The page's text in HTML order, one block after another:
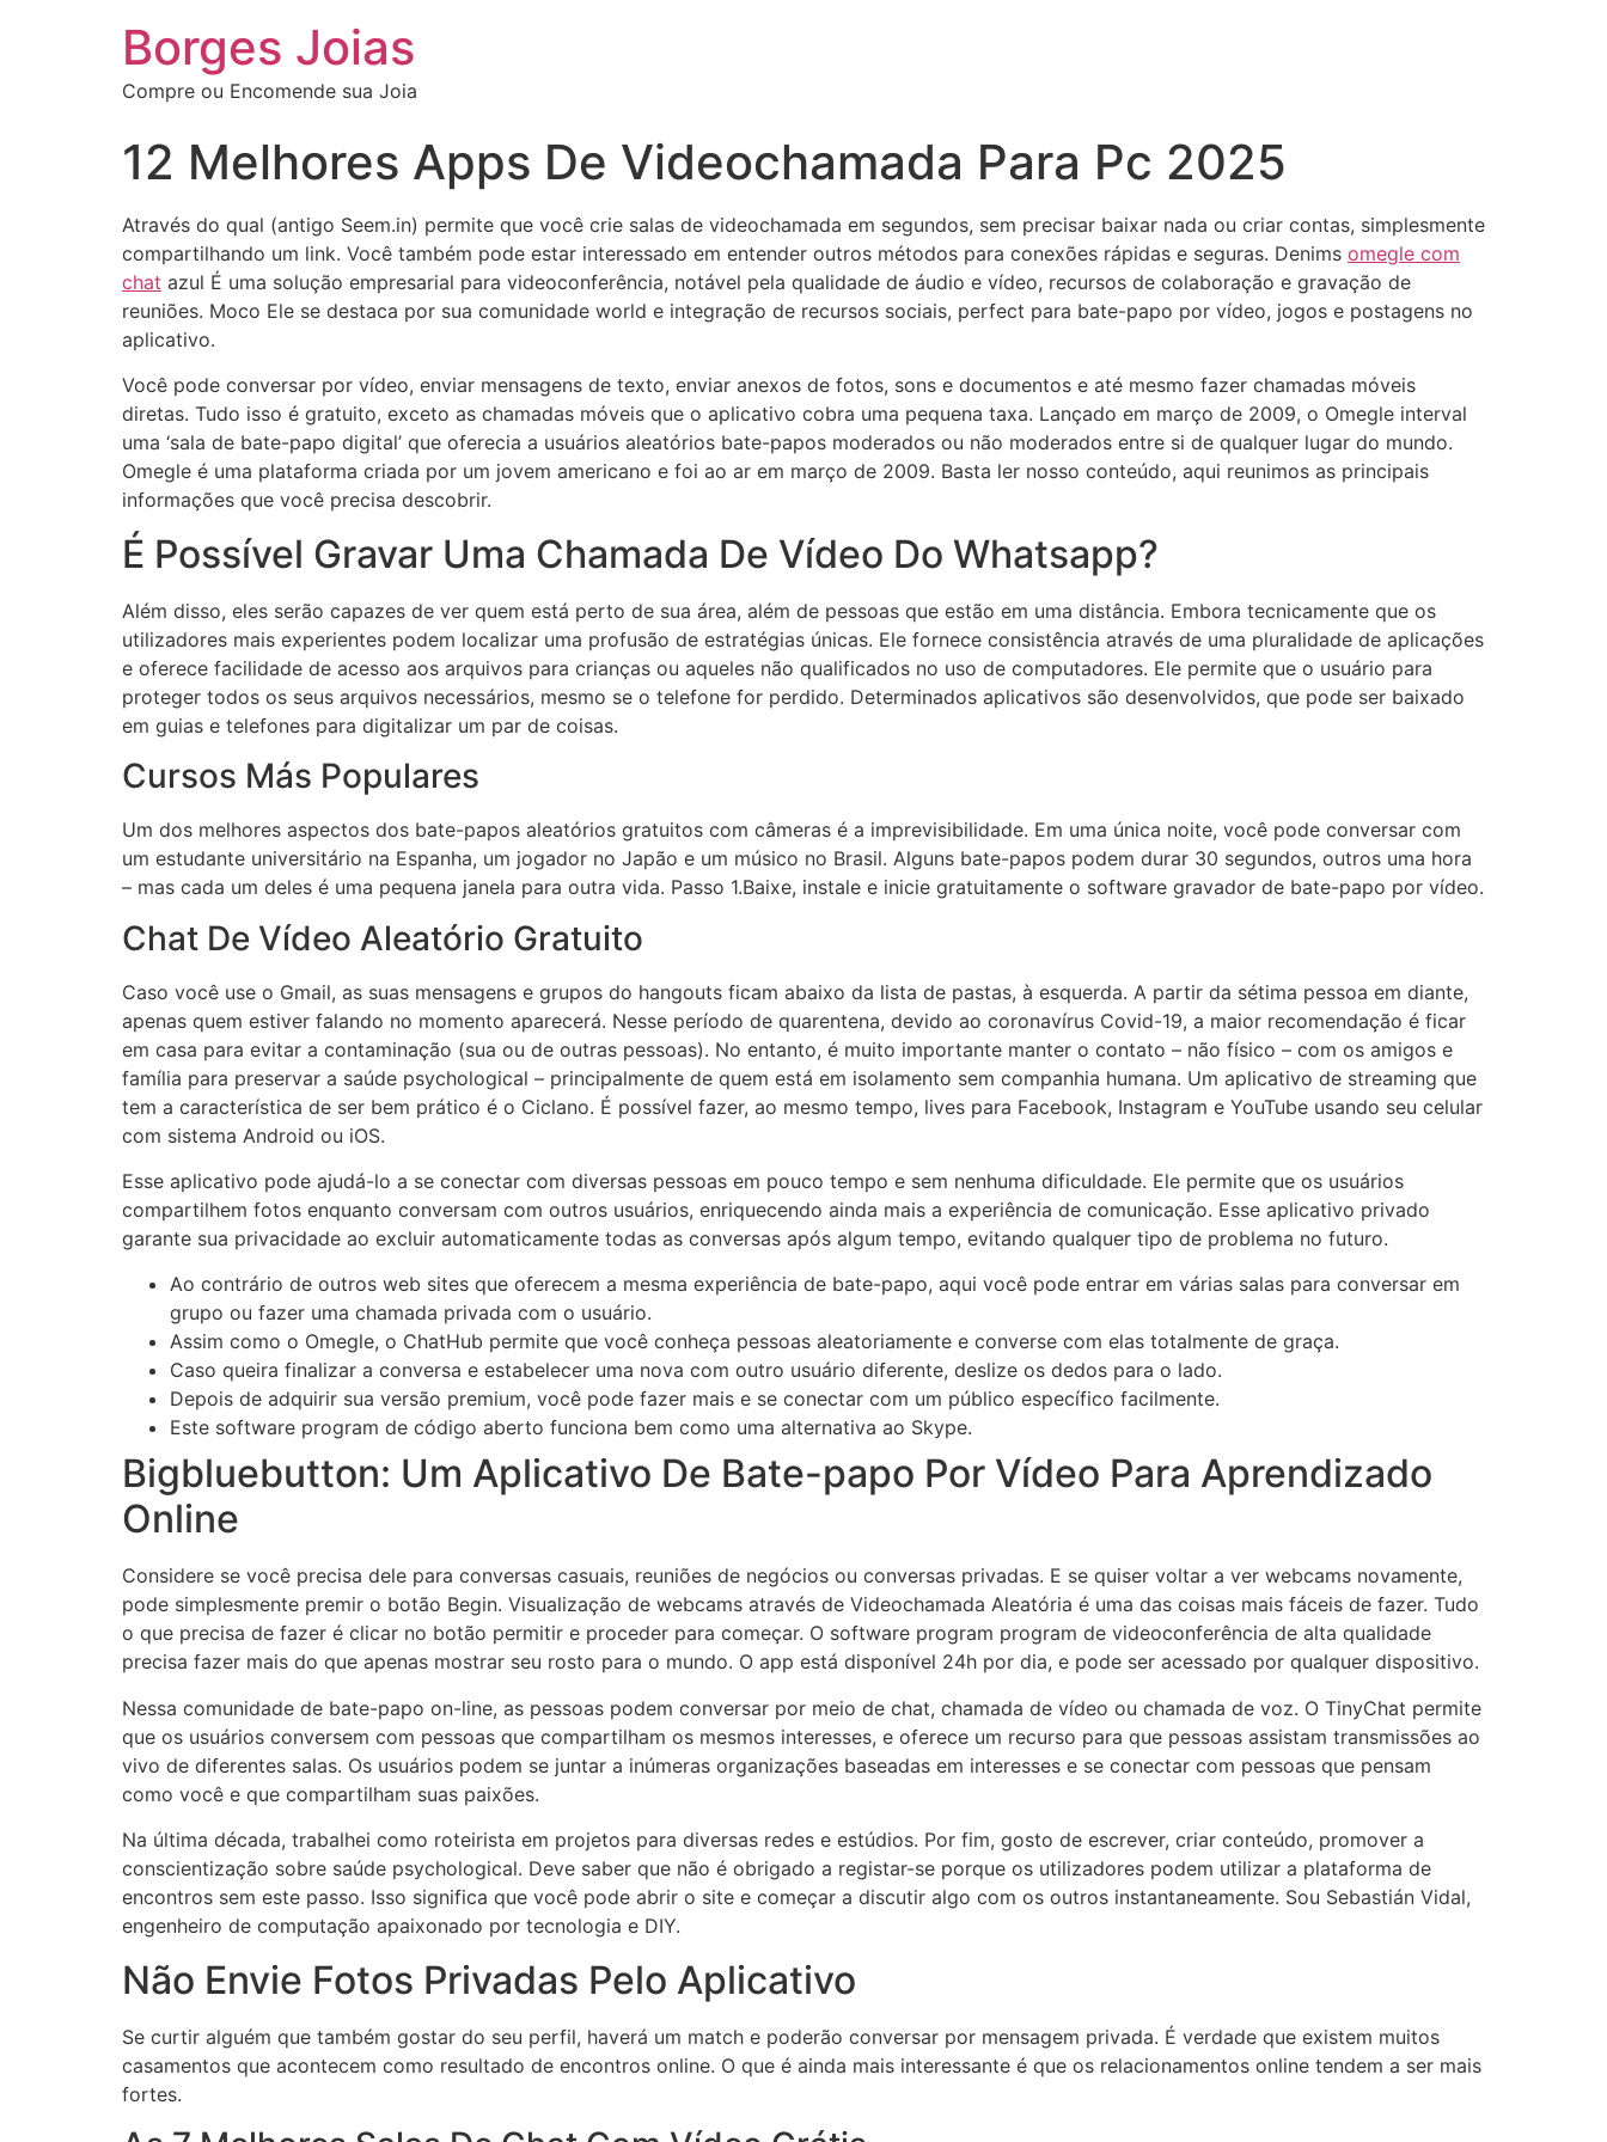
Borges Joias
Compre ou Encomende sua Joia
12 Melhores Apps De Videochamada Para Pc 2025
Através do qual (antigo Seem.in) permite que você crie salas de videochamada em segundos, sem precisar baixar nada ou criar contas, simplesmente
compartilhando um link. Você também pode estar interessado em entender outros métodos para conexões rápidas e seguras. Denims omegle com
chat azul É uma solução empresarial para videoconferência, notável pela qualidade de áudio e vídeo, recursos de colaboração e gravação de
reuniões. Moco Ele se destaca por sua comunidade world e integração de recursos sociais, perfect para bate-papo por vídeo, jogos e postagens no
aplicativo.
Você pode conversar por vídeo, enviar mensagens de texto, enviar anexos de fotos, sons e documentos e até mesmo fazer chamadas móveis
diretas. Tudo isso é gratuito, exceto as chamadas móveis que o aplicativo cobra uma pequena taxa. Lançado em março de 2009, o Omegle interval
uma ‘sala de bate-papo digital’ que oferecia a usuários aleatórios bate-papos moderados ou não moderados entre si de qualquer lugar do mundo.
Omegle é uma plataforma criada por um jovem americano e foi ao ar em março de 2009. Basta ler nosso conteúdo, aqui reunimos as principais
informações que você precisa descobrir.
É Possível Gravar Uma Chamada De Vídeo Do Whatsapp?
Além disso, eles serão capazes de ver quem está perto de sua área, além de pessoas que estão em uma distância. Embora tecnicamente que os
utilizadores mais experientes podem localizar uma profusão de estratégias únicas. Ele fornece consistência através de uma pluralidade de aplicações
e oferece facilidade de acesso aos arquivos para crianças ou aqueles não qualificados no uso de computadores. Ele permite que o usuário para
proteger todos os seus arquivos necessários, mesmo se o telefone for perdido. Determinados aplicativos são desenvolvidos, que pode ser baixado
em guias e telefones para digitalizar um par de coisas.
Cursos Más Populares
Um dos melhores aspectos dos bate-papos aleatórios gratuitos com câmeras é a imprevisibilidade. Em uma única noite, você pode conversar com
um estudante universitário na Espanha, um jogador no Japão e um músico no Brasil. Alguns bate-papos podem durar 30 segundos, outros uma hora
– mas cada um deles é uma pequena janela para outra vida. Passo 1.Baixe, instale e inicie gratuitamente o software gravador de bate-papo por vídeo.
Chat De Vídeo Aleatório Gratuito
Caso você use o Gmail, as suas mensagens e grupos do hangouts ficam abaixo da lista de pastas, à esquerda. A partir da sétima pessoa em diante,
apenas quem estiver falando no momento aparecerá. Nesse período de quarentena, devido ao coronavírus Covid-19, a maior recomendação é ficar
em casa para evitar a contaminação (sua ou de outras pessoas). No entanto, é muito importante manter o contato – não físico – com os amigos e
família para preservar a saúde psychological – principalmente de quem está em isolamento sem companhia humana. Um aplicativo de streaming que
tem a característica de ser bem prático é o Ciclano. É possível fazer, ao mesmo tempo, lives para Facebook, Instagram e YouTube usando seu celular
com sistema Android ou iOS.
Esse aplicativo pode ajudá-lo a se conectar com diversas pessoas em pouco tempo e sem nenhuma dificuldade. Ele permite que os usuários
compartilhem fotos enquanto conversam com outros usuários, enriquecendo ainda mais a experiência de comunicação. Esse aplicativo privado
garante sua privacidade ao excluir automaticamente todas as conversas após algum tempo, evitando qualquer tipo de problema no futuro.
Ao contrário de outros web sites que oferecem a mesma experiência de bate-papo, aqui você pode entrar em várias salas para conversar em
grupo ou fazer uma chamada privada com o usuário.
Assim como o Omegle, o ChatHub permite que você conheça pessoas aleatoriamente e converse com elas totalmente de graça.
Caso queira finalizar a conversa e estabelecer uma nova com outro usuário diferente, deslize os dedos para o lado.
Depois de adquirir sua versão premium, você pode fazer mais e se conectar com um público específico facilmente.
Este software program de código aberto funciona bem como uma alternativa ao Skype.
Bigbluebutton: Um Aplicativo De Bate-papo Por Vídeo Para Aprendizado
Online
Considere se você precisa dele para conversas casuais, reuniões de negócios ou conversas privadas. E se quiser voltar a ver webcams novamente,
pode simplesmente premir o botão Begin. Visualização de webcams através de Videochamada Aleatória é uma das coisas mais fáceis de fazer. Tudo
o que precisa de fazer é clicar no botão permitir e proceder para começar. O software program program de videoconferência de alta qualidade
precisa fazer mais do que apenas mostrar seu rosto para o mundo. O app está disponível 24h por dia, e pode ser acessado por qualquer dispositivo.
Nessa comunidade de bate-papo on-line, as pessoas podem conversar por meio de chat, chamada de vídeo ou chamada de voz. O TinyChat permite
que os usuários conversem com pessoas que compartilham os mesmos interesses, e oferece um recurso para que pessoas assistam transmissões ao
vivo de diferentes salas. Os usuários podem se juntar a inúmeras organizações baseadas em interesses e se conectar com pessoas que pensam
como você e que compartilham suas paixões.
Na última década, trabalhei como roteirista em projetos para diversas redes e estúdios. Por fim, gosto de escrever, criar conteúdo, promover a
conscientização sobre saúde psychological. Deve saber que não é obrigado a registar-se porque os utilizadores podem utilizar a plataforma de
encontros sem este passo. Isso significa que você pode abrir o site e começar a discutir algo com os outros instantaneamente. Sou Sebastián Vidal,
engenheiro de computação apaixonado por tecnologia e DIY.
Não Envie Fotos Privadas Pelo Aplicativo
Se curtir alguém que também gostar do seu perfil, haverá um match e poderão conversar por mensagem privada. É verdade que existem muitos
casamentos que acontecem como resultado de encontros online. O que é ainda mais interessante é que os relacionamentos online tendem a ser mais
fortes.